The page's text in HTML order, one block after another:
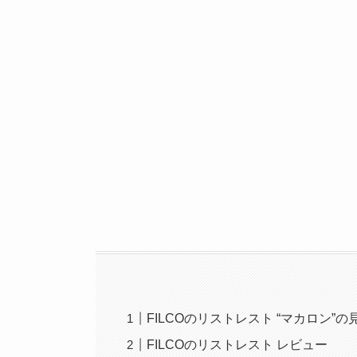
FILCOのリストレスト “マカロン”の
FILCOのリストレスト レビュー